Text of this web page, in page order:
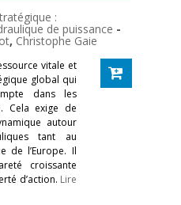
:
de puissance -
, Christophe Gaie
vitale et
global qui
dans les
Cela exige de
autour
tant au
de l’Europe. Il
croissante
d’action. Lire